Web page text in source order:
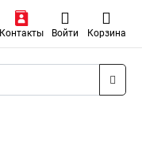
Контакты Войти Корзина